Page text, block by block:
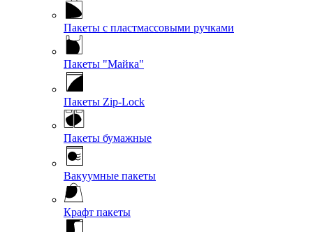
Пакеты с пластмассовыми ручками
Пакеты "Майка"
Пакеты Zip-Lock
Пакеты бумажные
Вакуумные пакеты
Крафт пакеты